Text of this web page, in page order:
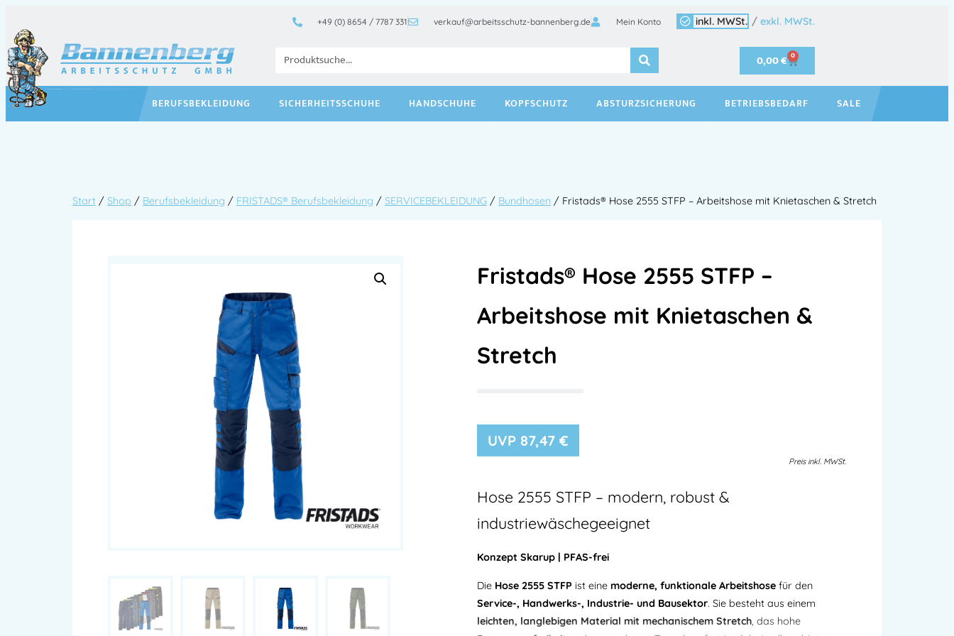
+49 (0) 8654 / 7787 331 verkauf@arbeitsschutz-bannenberg.de Mein Konto inkl. MWSt. / exkl. MWSt.
0,00€ 0
BERUFSBEKLEIDUNG SICHERHEITSSCHUHE HANDSCHUHE KOPFSCHUTZ ABSTURZSICHERUNG BETRIEBSBEDARF SALE
Start / Shop / Berufsbekleidung / FRISTADS® Berufsbekleidung / SERVICEBEKLEIDUNG / Bundhosen / Fristads® Hose 2555 STFP – Arbeitshose mit Knietaschen & Stretch
Fristads® Hose 2555 STFP –
Arbeitshose mit Knietaschen &
Stretch
87,47 €
Preis inkl. MWSt.
Hose 2555 STFP – modern, robust &
industriewäschegeeignet
Konzept Skarup | PFAS-frei
Die Hose 2555 STFP ist eine moderne, funktionale Arbeitshose für den
Service-, Handwerks-, Industrie- und Bausektor. Sie besteht aus einem
leichten, langlebigen Material mit mechanischem Stretch, das hohe